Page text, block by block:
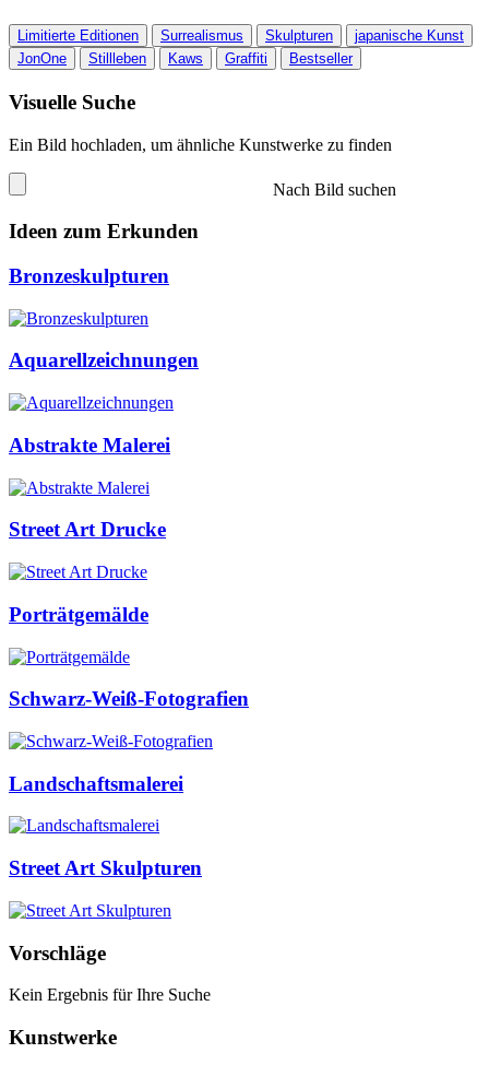
Limitierte Editionen Surrealismus Skulpturen
japanische Kunst
JonOne
Stillleben Kaws Graffiti Bestseller
Visuelle Suche
Ein Bild hochladen, um ähnliche Kunstwerke zu finden
Nach Bild suchen
Ideen zum Erkunden
Bronzeskulpturen
Aquarellzeichnungen
Abstrakte Malerei
Street Art Drucke
Porträtgemälde
Schwarz-Weiß-Fotografien
Landschaftsmalerei
Street Art Skulpturen
Vorschläge
Kein Ergebnis für Ihre Suche
Kunstwerke